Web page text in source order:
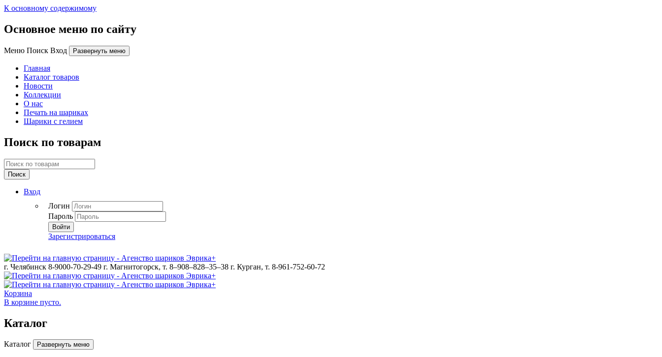
К основному содержимому
Основное меню по сайту
Меню Поиск Вход Развернуть меню
Главная
Каталог товаров
Новости
Коллекции
О нас
Печать на шариках
Шарики с гелием
Поиск по товарам
Поиск
Вход
Логин
Пароль
Войти
Зарегистрироваться
г. Челябинск 8-9000-70-29-49 г. Магнитогорск, т. 8–908–828–35–38 г. Курган, т. 8-961-752-60-72
Корзина
В корзине пусто.
Каталог
Каталог Развернуть меню